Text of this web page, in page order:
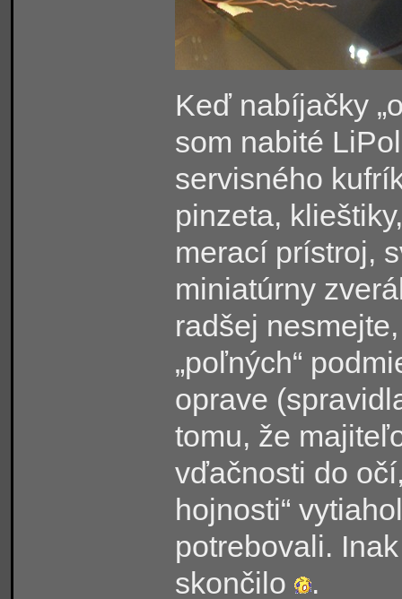
Keď nabíjačky
som nabité
servisného
pinzeta,
merací prístroj,
miniatúrny
radšej
„poľných“
oprave
tomu, že
vďačnosti do
hojnosti“
potrebovali.
skončilo
.